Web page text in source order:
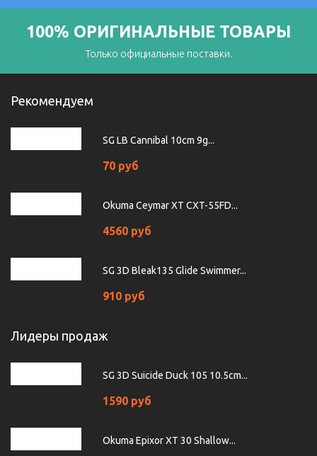
100% ОРИГИНАЛЬНЫЕ ТОВАРЫ
Только официальные поставки.
Рекомендуем
SG LB Cannibal 10cm 9g...
70 руб
Okuma Ceymar XT CXT-55FD...
4560 руб
SG 3D Bleak135 Glide Swimmer...
910 руб
Лидеры продаж
SG 3D Suicide Duck 105 10.5cm...
1590 руб
Okuma Epixor XT 30 Shallow...